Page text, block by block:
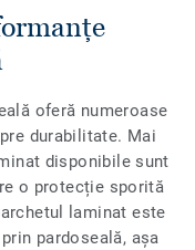
oferă numeroase
durabilitate. Mai
disponibile sunt
o protecție sporită
laminat este
pardoseală, așa